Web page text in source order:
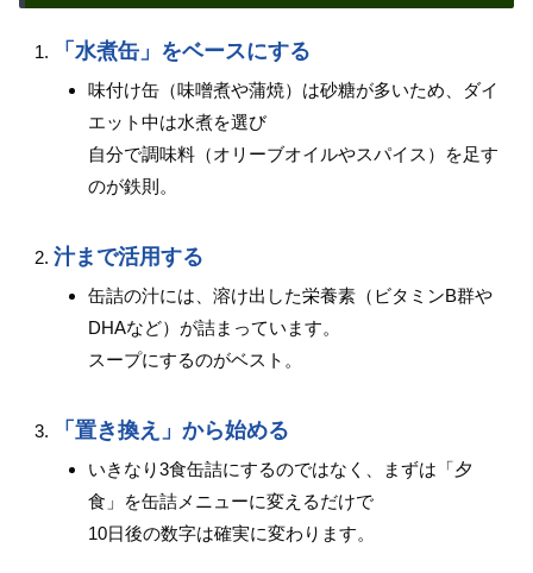
「水煮缶」をベースにする
味付け缶（味噌煮や蒲焼）は砂糖が多いため、ダイ
エット中は水煮を選び
自分で調味料（オリーブオイルやスパイス）を足す
のが鉄則。
汁まで活用する
缶詰の汁には、溶け出した栄養素（ビタミンB群や
DHAなど）が詰まっています。
スープにするのがベスト。
「置き換え」から始める
いきなり3食缶詰にするのではなく、まずは「夕
食」を缶詰メニューに変えるだけで
10日後の数字は確実に変わります。